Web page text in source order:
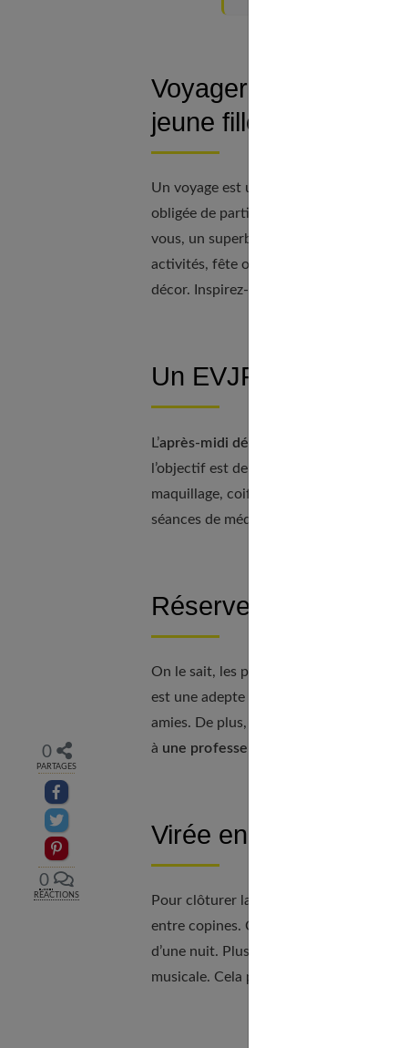
0
PARTAGES
Partager sur facebook
Partager sur Twitter
Epingler sur Pinterest
0
RÉACTIONS
Voyager entre
jeune fille
Un voyage est une excellente option
obligée de partir à l’autre bout du
vous, un superbe chalet à la montagne
activités, fête ou farniente, l’important
décor. Inspirez-vous des
Un EVJF détente au
L’après-midi détente
l’objectif est de se détendre avant le
maquillage, coiffure, manucure,
séances de méditation, de yoga ou des
Réserver un cours de
On le sait, les préparatifs du mariage
est une adepte de la détente et de la
amies. De plus, c’est un excellent
à une professeur de yoga
Virée en boîte de nuit
Pour clôturer la journée et la vie de
entre copines. Carré VIP, champagne et
d’une nuit. Plus original encore, vous
musicale. Cela plait toujours à une